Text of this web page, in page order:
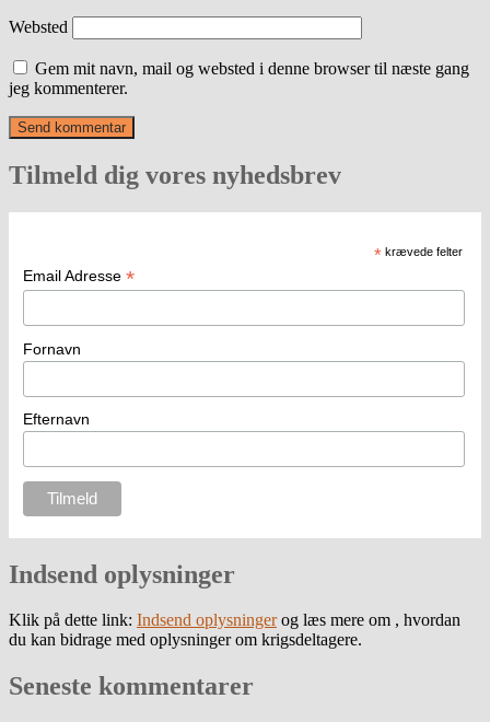
Websted
Gem mit navn, mail og websted i denne browser til næste gang
jeg kommenterer.
Tilmeld dig vores nyhedsbrev
* krævede felter
Email Adresse *
Fornavn
Efternavn
Indsend oplysninger
Klik på dette link: Indsend oplysningerog læs mere om , hvordan
du kan bidrage med oplysninger om krigsdeltagere.
Seneste kommentarer